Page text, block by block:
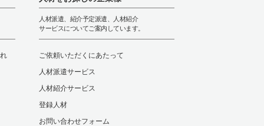
人材派遣、紹介予定派遣、人材紹介
サービスについてご案内しています。
ご依頼いただくにあたって
人材派遣サービス
人材紹介サービス
登録人材
お問い合わせフォーム